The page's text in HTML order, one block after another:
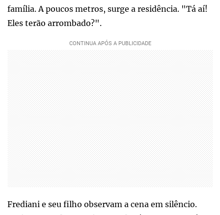
família. A poucos metros, surge a residência. "Tá aí!
Eles terão arrombado?".
Frediani e seu filho observam a cena em silêncio.